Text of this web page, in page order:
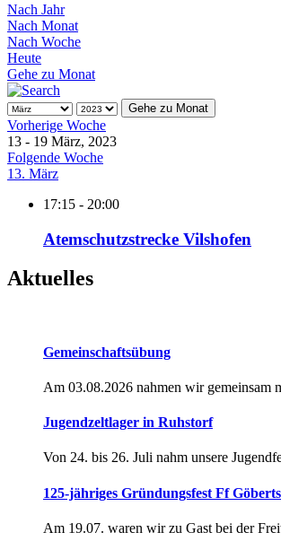
Nach Jahr
Nach Monat
Nach Woche
Heute
Gehe zu Monat
Gehe zu Monat
Vorherige Woche
13 - 19 März, 2023
Folgende Woche
13. März
17:15 - 20:00
Atemschutzstrecke Vilshofen
Aktuelles
Gemeinschaftsübung
Am 03.08.2026 nahmen wir gemeinsam
Jugendzeltlager in Ruhstorf
Von 24. bis 26. Juli nahm unsere
125-jähriges Gründungsfest Ff
Am 19.07. waren wir zu Gast bei der